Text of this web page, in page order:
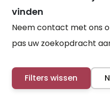
vinden
Neem contact met ons
pas uw zoekopdracht
Filters wissen